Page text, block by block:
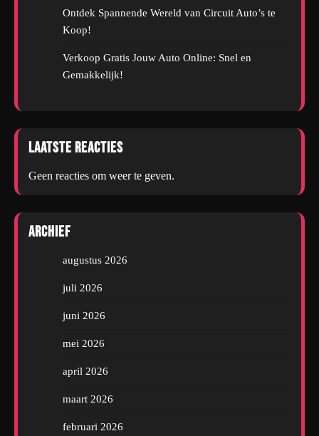
Ontdek Spannende Wereld van Circuit Auto’s te
Koop!
Verkoop Gratis Jouw Auto Online: Snel en
Gemakkelijk!
Laatste reacties
Geen reacties om weer te geven.
Archief
augustus 2026
juli 2026
juni 2026
mei 2026
april 2026
maart 2026
februari 2026